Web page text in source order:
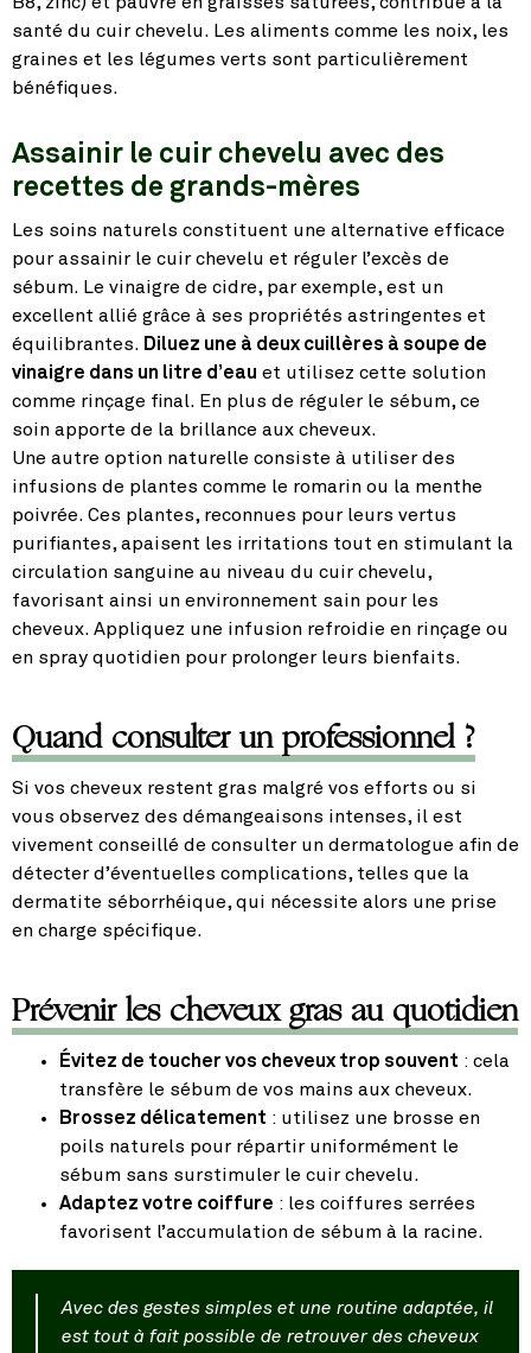
santé du cuir chevelu. Les aliments comme les noix, les
graines et les légumes verts sont particulièrement
bénéfiques.
Assainir le cuir chevelu avec des
recettes de grands-mères
Les soins naturels constituent une alternative efficace
pour assainir le cuir chevelu et réguler l’excès de
sébum. Le vinaigre de cidre, par exemple, est un
excellent allié grâce à ses propriétés astringentes et
équilibrantes. Diluez une à deux cuillères à soupe de
vinaigre dans un litre d’eau et utilisez cette solution
comme rinçage final. En plus de réguler le sébum, ce
soin apporte de la brillance aux cheveux.
Une autre option naturelle consiste à utiliser des
infusions de plantes comme le romarin ou la menthe
poivrée. Ces plantes, reconnues pour leurs vertus
purifiantes, apaisent les irritations tout en stimulant la
circulation sanguine au niveau du cuir chevelu,
favorisant ainsi un environnement sain pour les
cheveux. Appliquez une infusion refroidie en rinçage ou
en spray quotidien pour prolonger leurs bienfaits.
Quand consulter un professionnel ?
Si vos cheveux restent gras malgré vos efforts ou si
vous observez des démangeaisons intenses, il est
vivement conseillé de consulter un dermatologue afin de
détecter d’éventuelles complications, telles que la
dermatite séborrhéique, qui nécessite alors une prise
en charge spécifique.
Prévenir les cheveux gras au quotidien
Évitez de toucher vos cheveux trop souvent : cela
transfère le sébum de vos mains aux cheveux.
Brossez délicatement : utilisez une brosse en
poils naturels pour répartir uniformément le
sébum sans surstimuler le cuir chevelu.
Adaptez votre coiffure : les coiffures serrées
favorisent l’accumulation de sébum à la racine.
Avec des gestes simples et une routine adaptée, il
est tout à fait possible de retrouver des cheveux